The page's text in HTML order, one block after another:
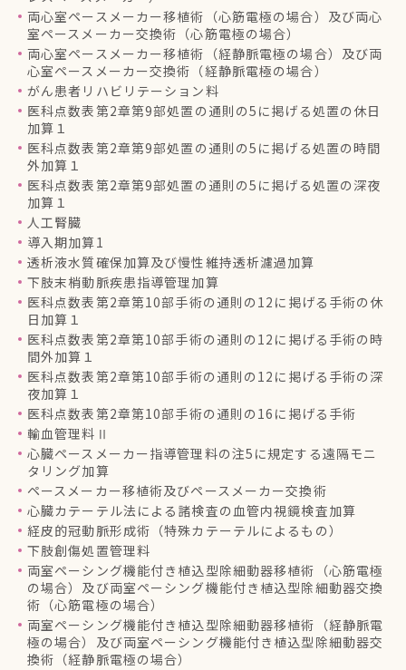
両心室ペースメーカー移植術（心筋電極の場合）及び両心
室ペースメーカー交換術（心筋電極の場合）
両心室ペースメーカー移植術（経静脈電極の場合）及び両
心室ペースメーカー交換術（経静脈電極の場合）
がん患者リハビリテーション料
医科点数表第2章第9部処置の通則の5に掲げる処置の休日
加算１
医科点数表第2章第9部処置の通則の5に掲げる処置の時間
外加算１
医科点数表第2章第9部処置の通則の5に掲げる処置の深夜
加算１
人工腎臓
導入期加算1
透析液水質確保加算及び慢性維持透析濾過加算
下肢末梢動脈疾患指導管理加算
医科点数表第2章第10部手術の通則の12に掲げる手術の休
日加算１
医科点数表第2章第10部手術の通則の12に掲げる手術の時
間外加算１
医科点数表第2章第10部手術の通則の12に掲げる手術の深
夜加算１
医科点数表第2章第10部手術の通則の16に掲げる手術
輸血管理料Ⅱ
心臓ペースメーカー指導管理料の注5に規定する遠隔モニ
タリング加算
ペースメーカー移植術及びペースメーカー交換術
心臓カテーテル法による諸検査の血管内視鏡検査加算
経皮的冠動脈形成術（特殊カテーテルによるもの）
下肢創傷処置管理料
両室ペーシング機能付き植込型除細動器移植術（心筋電極
の場合）及び両室ペーシング機能付き植込型除細動器交換
術（心筋電極の場合）
両室ペーシング機能付き植込型除細動器移植術（経静脈電
極の場合）及び両室ペーシング機能付き植込型除細動器交
換術（経静脈電極の場合）